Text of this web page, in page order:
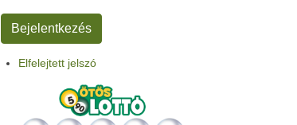
Elfelejtett jelszó